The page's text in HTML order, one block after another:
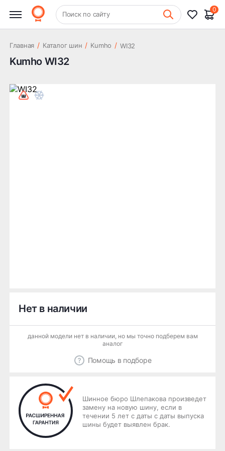
+7 (831) 261-35-35 Шиномонтаж
Поиск по сайту
0
Главная / Каталог шин / Kumho / WI32
Kumho WI32
Нет в наличии
данной модели нет в наличии, но мы точно подберем вам
аналог
Помощь в подборе
Шинное бюро Шлепакова произведет
замену на новую шину, если в
течении 5 лет с даты с даты выпуска
шины будет выявлен брак.